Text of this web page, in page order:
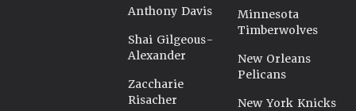
Anthony Davis
Shai Gilgeous-
Alexander
Zaccharie
Risacher
Minnesota
Timberwolves
New Orleans
Pelicans
New York Knicks